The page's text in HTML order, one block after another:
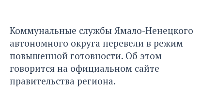
Коммунальные службы Ямало-Ненецкого
автономного округа перевели в режим
повышенной готовности. Об этом
говорится на официальном сайте
правительства региона.